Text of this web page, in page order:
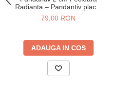
Radianta – Pandantiv placat
cu aur 14K model medalion
religios
79,00 RON
ADAUGA IN COS